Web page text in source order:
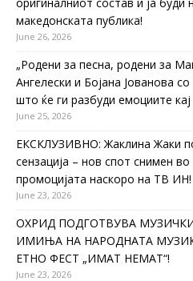
македонската публика!
June 26, 2026
„Родени за песна, родени за
Ангелески и Бојана Јованова
што ќе ги разбуди емоциите
June 25, 2026
ЕКСКЛУЗИВНО: Жаклина Жаки
сензација – нов спот снимен
промоцијата наскоро на ТВ ИН!
June 23, 2026
ОХРИД ПОДГОТВУВА
ИМИЊА НА НАРОДНАТА
ЕТНО ФЕСТ „ИМАТ НЕМАТ“!
June 23, 2026